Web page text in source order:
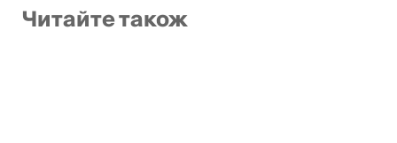
Читайте також